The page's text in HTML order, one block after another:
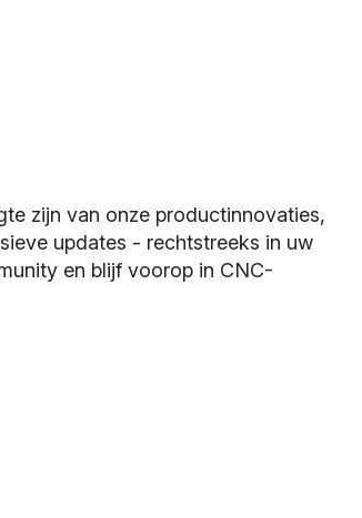
zijn van onze productinnovaties,
updates - rechtstreeks in uw
en blijf voorop in CNC-